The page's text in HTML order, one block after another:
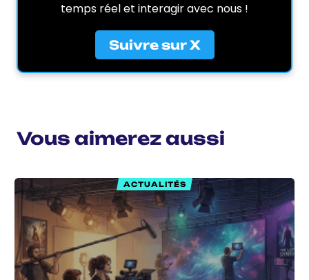
temps réel et interagir avec nous !
Suivre sur X
Vous aimerez aussi
ACTUALITÉS